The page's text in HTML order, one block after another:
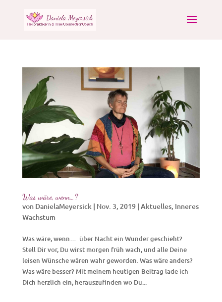
Was wäre, wenn…?
von DanielaMeyersick| Nov. 3, 2019| Aktuelles, Inneres
Wachstum
Was wäre, wenn… über Nacht ein Wunder geschieht?
Stell Dir vor, Du wirst morgen früh wach, und alle Deine
leisen Wünsche wären wahr geworden. Was wäre anders?
Was wäre besser? Mit meinem heutigen Beitrag lade ich
Dich herzlich ein, herauszufinden wo Du...